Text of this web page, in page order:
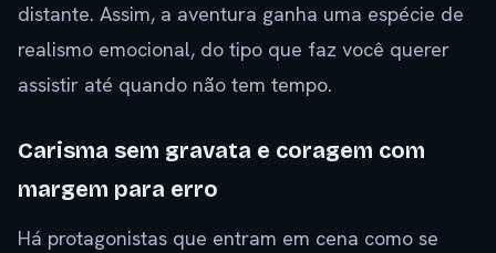
distante. Assim, a aventura ganha uma espécie de
realismo emocional, do tipo que faz você querer
assistir até quando não tem tempo.
Carisma sem gravata e coragem com
margem para erro
Há protagonistas que entram em cena como se